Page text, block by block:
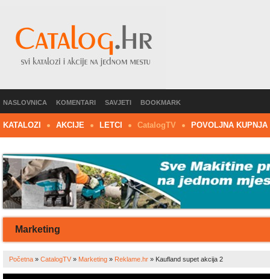
NASLOVNICA KOMENTARI SAVJETI BOOKMARK
KATALOZI AKCIJE LETCI CatalogTV POVOLJNA KUPNJA
Marketing
Početna » CatalogTV » Marketing » Reklame.hr » Kaufland supet akcija 2